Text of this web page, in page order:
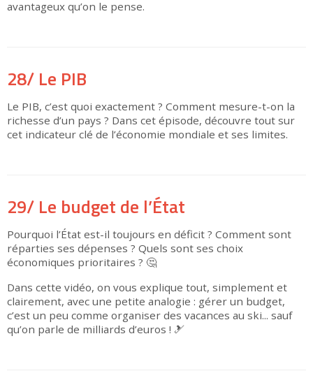
avantageux qu’on le pense.▶
28/ Le PIB
Le PIB, c’est quoi exactement ? Comment mesure-t-on la
richesse d’un pays ? Dans cet épisode, découvre tout sur
cet indicateur clé de l’économie mondiale et ses limites.
▶
29/ Le budget de l’État
Pourquoi l’État est-il toujours en déficit ? Comment sont
réparties ses dépenses ? Quels sont ses choix
économiques prioritaires ? 🤔
Dans cette vidéo, on vous explique tout, simplement et
clairement, avec une petite analogie : gérer un budget,
c’est un peu comme organiser des vacances au ski... sauf
qu’on parle de milliards d’euros ! 🎿
▶